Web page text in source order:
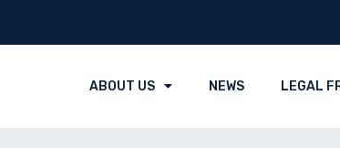
ABOUT US NEWS LEGAL